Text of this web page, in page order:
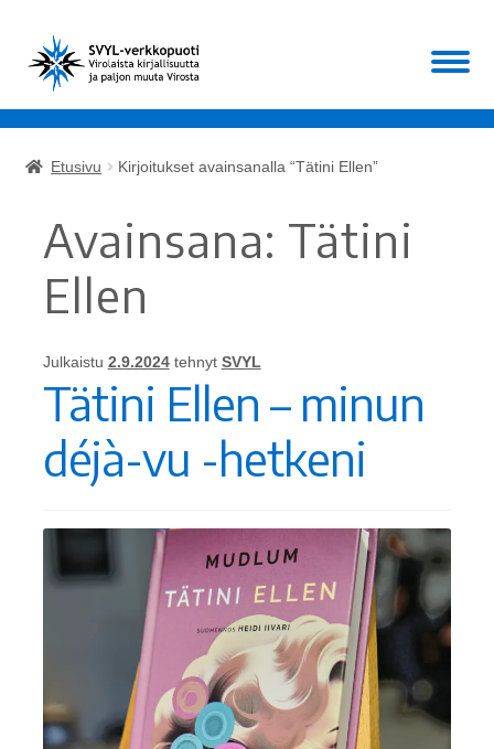
Siirry
navigointiin
Siirry
sisältöön
Valikko
Muut
ALE!
Ajankohtaista
Tilaus- ja sopimusehdot sekä tietosuojaseloste
Saavutettavuusseloste
Etusivu Kirjoitukset avainsanalla “Tätini Ellen”
Avainsana: Tätini
Ellen
Julkaistu 2.9.2024 tehnyt SVYL
Tätini Ellen – minun
déjà-vu -hetkeni